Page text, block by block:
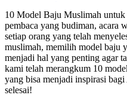
10 Model Baju Muslimah
pembaca yang budiman, acara
setiap orang yang telah
muslimah, memilih model baju
menjadi hal yang penting agar
kami telah merangkum 10
yang bisa menjadi inspirasi
selesai!